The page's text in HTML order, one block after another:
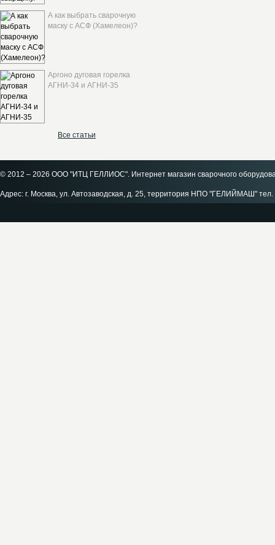
А как выбрать сварочную
маску с АСФ (Хамелеон)?
Аргоно дуговая горелка
АГНИ-34 и АГНИ-35
Все статьи
© 2012 – 2026 ООО "ИТЦ ГЕЛЛИОС". Интернет магазин сварочного
Адрес: г. Москва, ул. Автозаводская, д. 25, территория НПО "ГЕЛИЙМАШ"